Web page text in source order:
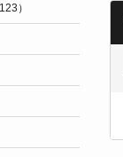
）